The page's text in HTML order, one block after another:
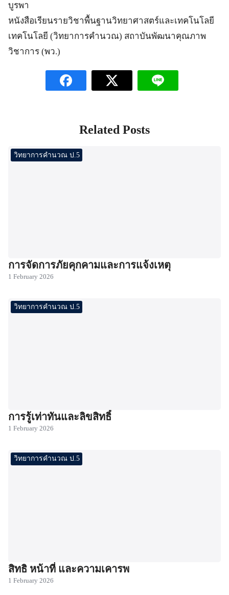
บูรพา
หนังสือเรียนรายวิชาพื้นฐานวิทยาศาสตร์และเทคโนโลยี
เทคโนโลยี (วิทยาการคำนวณ) สถาบันพัฒนาคุณภาพ
วิชาการ (พว.)
Related Posts
วิทยาการคำนวณ ป.5
การจัดการภัยคุกคามและการแจ้งเหตุ
1 February 2026
วิทยาการคำนวณ ป.5
การรู้เท่าทันและลิขสิทธิ์
1 February 2026
วิทยาการคำนวณ ป.5
สิทธิ หน้าที่ และความเคารพ
1 February 2026